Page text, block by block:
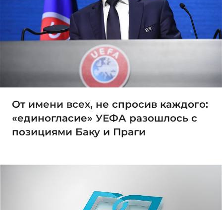
От имени всех, не спросив каждого:
«единогласие» УЕФА разошлось с
позициями Баку и Праги